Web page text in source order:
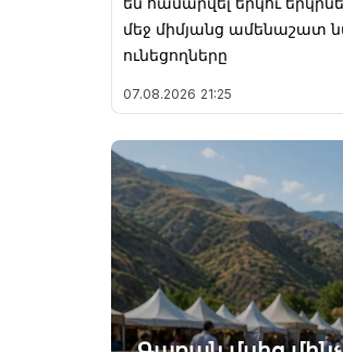
մեջ միմյանց ամենաշատ
ունեցողները
07.08.2026 21:25